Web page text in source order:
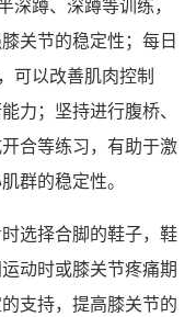
深蹲、深蹲等训练，
关节的稳定性；每日
可以改善肌肉控制
力；坚持进行腹桥、
合等练习，有助于激
群的稳定性。
选择合脚的鞋子，鞋
动时或膝关节疼痛期
支持，提高膝关节的